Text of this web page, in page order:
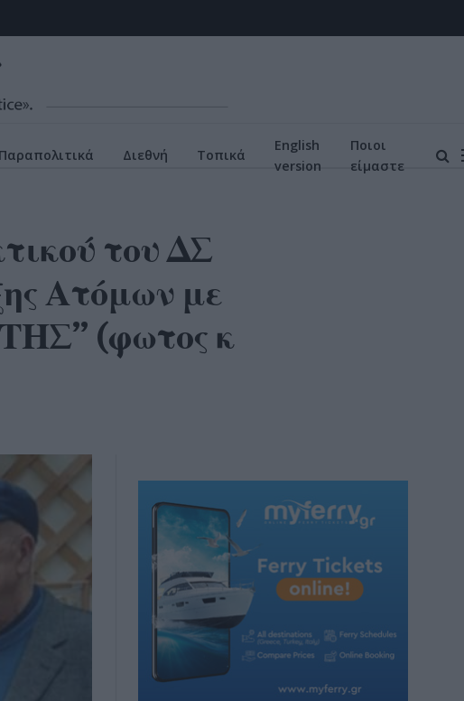
Παραπολιτικά Διεθνή Τοπικά
English
version
Ποιοι
είμαστε
του ΔΣ
Ατόμων με
(φωτος κ